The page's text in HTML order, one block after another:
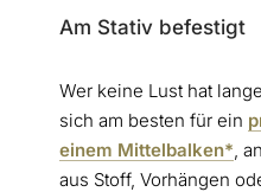
Am Stativ befestigt
Wer keine Lust hat
sich am besten für ein
einem Mittelbalken*,
aus Stoff, Vorhängen